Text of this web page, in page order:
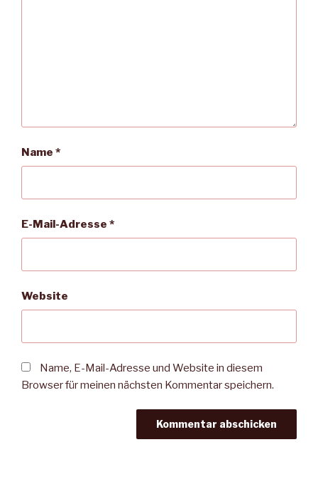
Name *
E-Mail-Adresse *
Website
Name, E-Mail-Adresse und Website in diesem
Browser für meinen nächsten Kommentar speichern.